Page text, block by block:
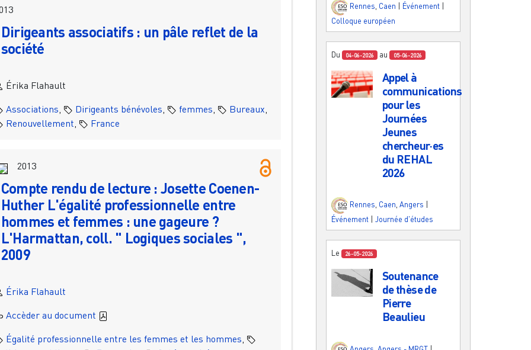
Dirigeants associatifs : un pâle reflet de la
société
Érika Flahault
Associations
Dirigeants bénévoles femmes Bureaux
Renouvellement
France
2013
Compte rendu de lecture : Josette Coenen-
Huther L'égalité professionnelle entre
hommes et femmes : une gageure ?
L'Harmattan, coll. " Logiques sociales ",
2009
Érika Flahault
Accèder au document
Égalité professionnelle entre les femmes et les hommes
Rennes Caen Événement
Colloque européen
Du 04-06-2026 au 05-06-2026
Appel à
communications
pour les
Journées
Jeunes
chercheur·es
du REHAL
2026
Rennes, Caen, Angers
Événement
Journée d'études
Le 26-05-2026
Soutenance
de thèse de
Pierre
Beaulieu